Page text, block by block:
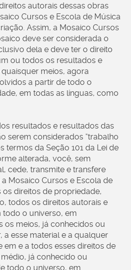
autorais dessas obras
Cursos e Escola de Música
Assim, a Mosaico Cursos
deve ser considerada o
dela e deve ter o direito
ou todos os resultados e
meios, agora
a partir de todo o
em todas as línguas, como
resultados e resultados das
serem considerados “trabalho
termos da Seção 101 da Lei de
alterada, você, sem
cede, transmite e transfere
Mosaico Cursos e Escola de
direitos de propriedade,
todos os direitos autorais e
todo o universo, em
os meios, já conhecidos ou
a esse material e a qualquer
em e a todos esses direitos de
já conhecido ou
todo o universo, em